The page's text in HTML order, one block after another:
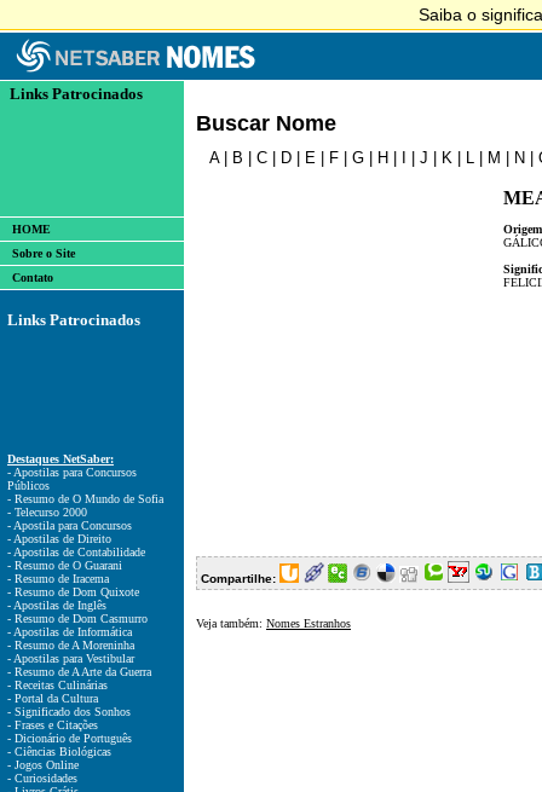
Links Patrocinados
HOME
Sobre o Site
Contato
Links Patrocinados
Destaques NetSaber:
- Apostilas para Concursos
Públicos
- Resumo de O Mundo de Sofia
- Telecurso 2000
- Apostila para Concursos
- Apostilas de Direito
- Apostilas de Contabilidade
- Resumo de O Guarani
- Resumo de Iracema
- Resumo de Dom Quixote
- Apostilas de Inglês
- Resumo de Dom Casmurro
- Apostilas de Informática
- Resumo de A Moreninha
- Apostilas para Vestibular
- Resumo de A Arte da Guerra
- Receitas Culinárias
- Portal da Cultura
- Significado dos Sonhos
- Frases e Citações
- Dicionário de Português
- Ciências Biológicas
- Jogos Online
- Curiosidades
Buscar Nome
A| B C D E F G H J K L M N
Compartilhe:
Veja também: Nomes Estranhos